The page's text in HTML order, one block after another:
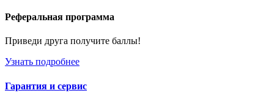
Реферальная программа
Приведи друга получите баллы!
Узнать подробнее
Гарантия и сервис